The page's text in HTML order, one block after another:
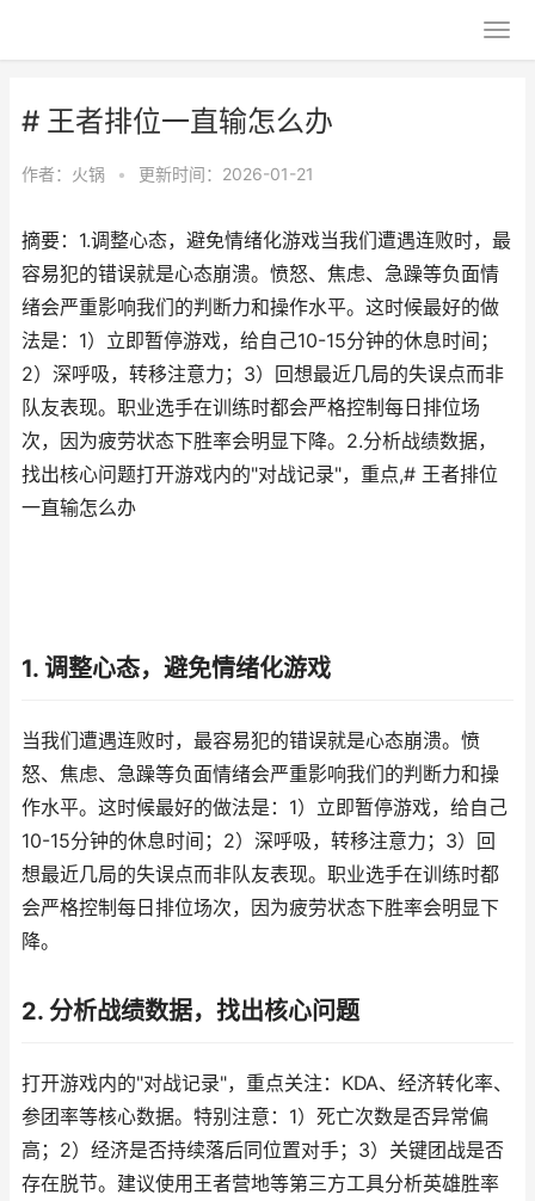
# 王者排位一直输怎么办
作者： 火锅 • 更新时间：2026-01-21
摘要：1.调整心态，避免情绪化游戏当我们遭遇连败时，最
容易犯的错误就是心态崩溃。愤怒、焦虑、急躁等负面情
绪会严重影响我们的判断力和操作水平。这时候最好的做
法是：1）立即暂停游戏，给自己10-15分钟的休息时间；
2）深呼吸，转移注意力；3）回想最近几局的失误点而非
队友表现。职业选手在训练时都会严格控制每日排位场
次，因为疲劳状态下胜率会明显下降。2.分析战绩数据，
找出核心问题打开游戏内的"对战记录"，重点,# 王者排位
一直输怎么办
1. 调整心态，避免情绪化游戏
当我们遭遇连败时，最容易犯的错误就是心态崩溃。愤
怒、焦虑、急躁等负面情绪会严重影响我们的判断力和操
作水平。这时候最好的做法是：1）立即暂停游戏，给自己
10-15分钟的休息时间；2）深呼吸，转移注意力；3）回
想最近几局的失误点而非队友表现。职业选手在训练时都
会严格控制每日排位场次，因为疲劳状态下胜率会明显下
降。
2. 分析战绩数据，找出核心问题
打开游戏内的"对战记录"，重点关注：KDA、经济转化率、
参团率等核心数据。特别注意：1）死亡次数是否异常偏
高；2）经济是否持续落后同位置对手；3）关键团战是否
存在脱节。建议使用王者营地等第三方工具分析英雄胜率